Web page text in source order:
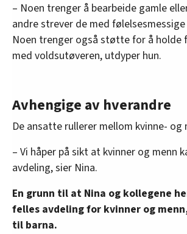
som trengte hjelp og råd. Til
voksne brukte dette tilbudet i
ansatte gjennomførte i alt 452
– Noen trenger å bearbeide gamle
andre strever de med
Noen trenger også støtte for å holde
med voldsutøveren, utdyper hun.
Avhengige av hverandre
De ansatte rullerer mellom kvinne- og
– Vi håper på sikt at kvinner og menn
avdeling, sier Nina.
En grunn til at Nina og kollegene
felles avdeling for kvinner og
til barna.